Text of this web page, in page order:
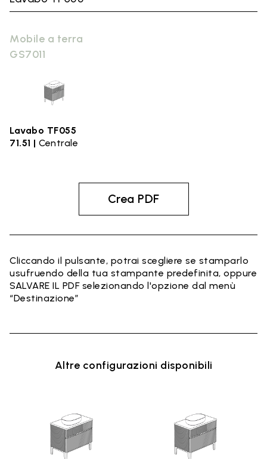
Mobile a terra
GS7011
Lavabo TF055
71.51 | Centrale
Crea PDF
Cliccando il pulsante, potrai scegliere se stamparlo
usufruendo della tua stampante predefinita, oppure
SALVARE IL PDF selezionando l'opzione dal menù
“Destinazione”
Altre configurazioni disponibili